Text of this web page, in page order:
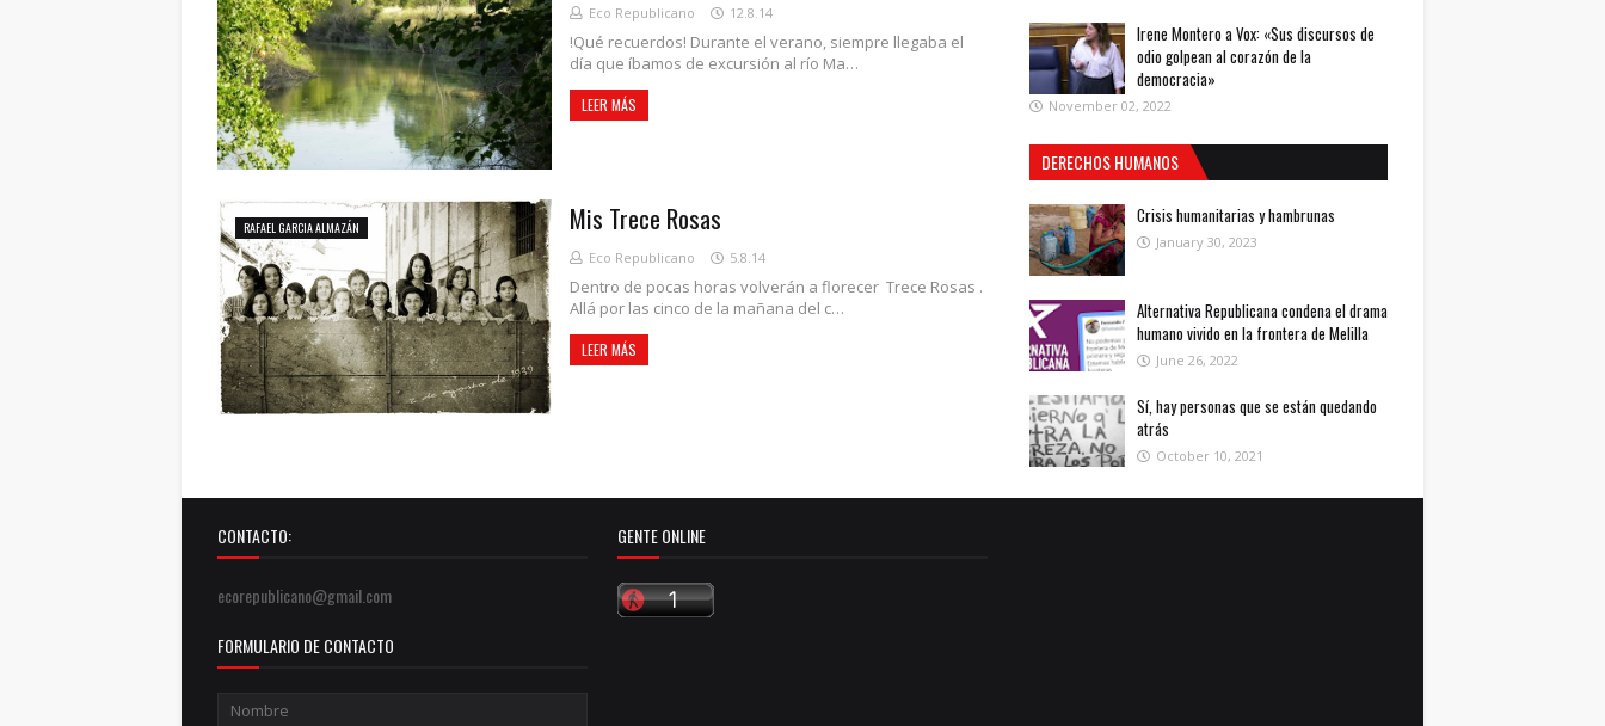
Eco Republicano 12.8.14
!Qué recuerdos! Durante el verano, siempre llegaba el
día que íbamos de excursión al río Ma…
LEER MÁS
RAFAEL GARCIA ALMAZÁN Mis Trece Rosas
Eco Republicano 5.8.14
Dentro de pocas horas volverán a florecer Trece Rosas .
Allá por las cinco de la mañana del c…
LEER MÁS
Irene Montero a Vox: «Sus discursos de
odio golpean al corazón de la
democracia»
November 02, 2022
DERECHOS HUMANOS
Crisis humanitarias y hambrunas
January 30, 2023
Alternativa Republicana condena el drama
humano vivido en la frontera de Melilla
June 26, 2022
Sí, hay personas que se están quedando
atrás
October 10, 2021
CONTACTO:
ecorepublicano@gmail.com
FORMULARIO DE CONTACTO
GENTE ONLINE